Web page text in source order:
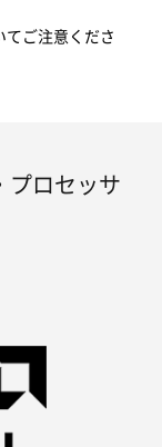
ご注意くださ
プロセッサ